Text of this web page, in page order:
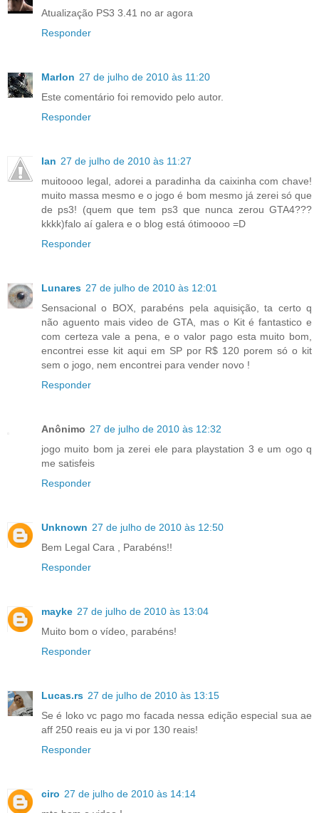
Atualização PS3 3.41 no ar agora
Responder
Marlon 27 de julho de 2010 às 11:20
Este comentário foi removido pelo autor.
Responder
Ian 27 de julho de 2010 às 11:27
muitoooo legal, adorei a paradinha da caixinha com chave!
muito massa mesmo e o jogo é bom mesmo já zerei só que
de ps3! (quem que tem ps3 que nunca zerou GTA4???
kkkk)falo aí galera e o blog está ótimoooo =D
Responder
Lunares 27 de julho de 2010 às 12:01
Sensacional o BOX, parabéns pela aquisição, ta certo q
não aguento mais video de GTA, mas o Kit é fantastico e
com certeza vale a pena, e o valor pago esta muito bom,
encontrei esse kit aqui em SP por R$ 120 porem só o kit
sem o jogo, nem encontrei para vender novo !
Responder
Anônimo 27 de julho de 2010 às 12:32
jogo muito bom ja zerei ele para playstation 3 e um ogo q
me satisfeis
Responder
Unknown 27 de julho de 2010 às 12:50
Bem Legal Cara , Parabéns!!
Responder
mayke 27 de julho de 2010 às 13:04
Muito bom o vídeo, parabéns!
Responder
Lucas.rs 27 de julho de 2010 às 13:15
Se é loko vc pago mo facada nessa edição especial sua ae
aff 250 reais eu ja vi por 130 reais!
Responder
ciro 27 de julho de 2010 às 14:14